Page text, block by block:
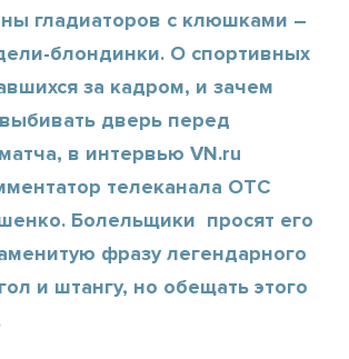
гладиаторов с клюшками –
блондинки. О спортивных
за кадром, и зачем
дверь перед
в интервью VN.ru
телеканала ОТС
Болельщики просят его
фразу легендарного
и штангу, но обещать этого